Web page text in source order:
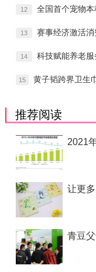
12 全国首个宠物
13 赛事经济激活
14 科技赋能养老
15 黄子韬跨界卫生
推荐阅读
2021
让更
青豆